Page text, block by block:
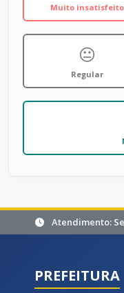
Muito insatisfeito
😐
Regular
Atendimento:
PREFEITURA